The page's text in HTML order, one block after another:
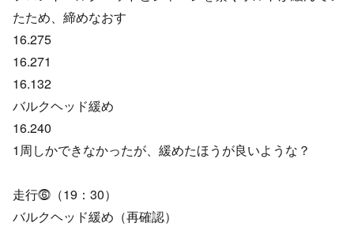
たため、締めなおす
16.275
16.271
16.132
バルクヘッド緩め
16.240
1周しかできなかったが、緩めたほうが良いような？
走行⓺（19：30）
バルクヘッド緩め（再確認）